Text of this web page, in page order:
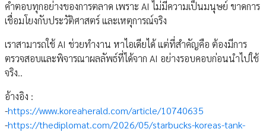
คำตอบทุกอย่างของการตลาด เพราะ AI ไม่มีความเป็นมนุษย์ ขาดการ
เชื่อมโยงกับประวัติศาสตร์ และเหตุการณ์จริง
เราสามารถใช้ AI ช่วยทำงาน หาไอเดียได้ แต่ที่สำคัญคือ ต้องมีการ
ตรวจสอบและพิจารณาผลลัพธ์ที่ได้จาก AI อย่างรอบคอบก่อนนำไปใช้
จริง..
อ้างอิง :
-https://www.koreaherald.com/article/10740635
-https://thediplomat.com/2026/05/starbucks-koreas-tank-